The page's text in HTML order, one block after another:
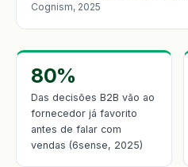
Cognism, 2025
80%
Das decisões B2B vão ao
fornecedor já favorito
antes de falar com
vendas (6sense, 2025)